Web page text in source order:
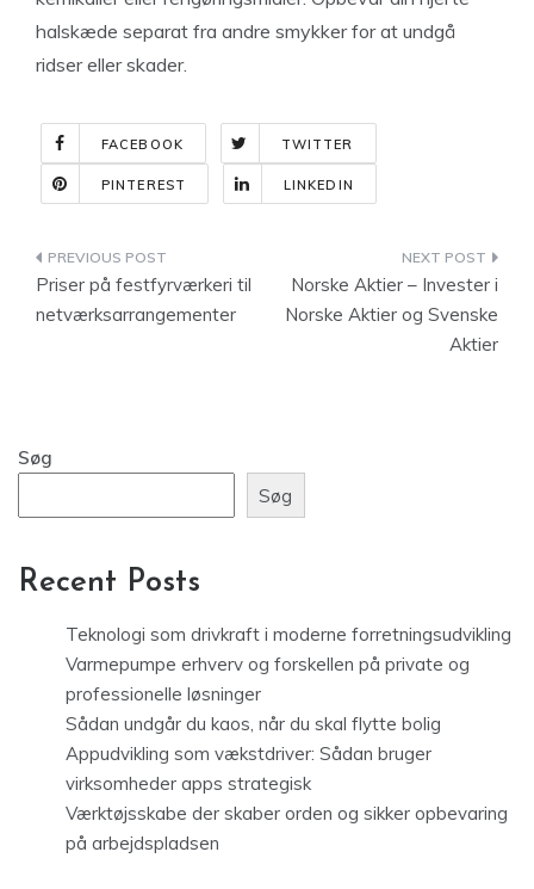
halskæde separat fra andre smykker for at undgå
ridser eller skader.
FACEBOOK TWITTER
PINTEREST LINKEDIN
Indlægsnavigation
Priser på festfyrværkeri til
netværksarrangementer
Norske Aktier – Invester i
Norske Aktier og Svenske
Aktier
Søg
Søg
Recent Posts
Teknologi som drivkraft i moderne forretningsudvikling
Varmepumpe erhverv og forskellen på private og
professionelle løsninger
Sådan undgår du kaos, når du skal flytte bolig
Appudvikling som vækstdriver: Sådan bruger
virksomheder apps strategisk
Værktøjsskabe der skaber orden og sikker opbevaring
på arbejdspladsen